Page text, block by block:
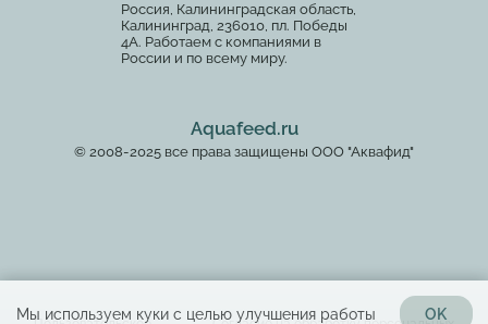
Россия, Калининградская область,
Калининград, 236010, пл. Победы
4А. Работаем с компаниями в
России и по всему миру.
Aquafeed.ru
© 2008-2025 все права защищены ООО "Аквафид"
Мы используем куки с целью улучшения работы
OK